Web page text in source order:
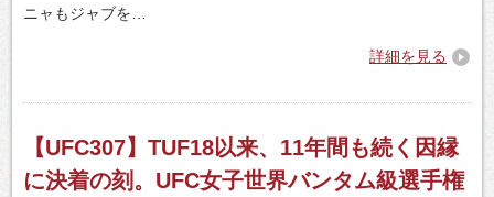
ニャもジャブを…
詳細を見る
【UFC307】TUF18以来、11年間も続く因縁
に決着の刻。UFC女子世界バンタム級選手権